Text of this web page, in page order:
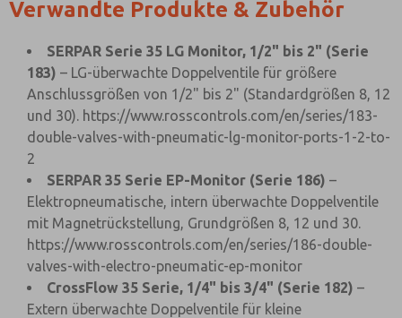
Verwandte Produkte & Zubehör
SERPAR Serie 35 LG Monitor, 1/2" bis 2" (Serie
183) – LG-überwachte Doppelventile für größere
Anschlussgrößen von 1/2" bis 2" (Standardgrößen 8, 12
und 30). https://www.rosscontrols.com/en/series/183-
double-valves-with-pneumatic-lg-monitor-ports-1-2-to-
2
SERPAR 35 Serie EP-Monitor (Serie 186) –
Elektropneumatische, intern überwachte Doppelventile
mit Magnetrückstellung, Grundgrößen 8, 12 und 30.
https://www.rosscontrols.com/en/series/186-double-
valves-with-electro-pneumatic-ep-monitor
CrossFlow 35 Serie, 1/4" bis 3/4" (Serie 182) –
Extern überwachte Doppelventile für kleine